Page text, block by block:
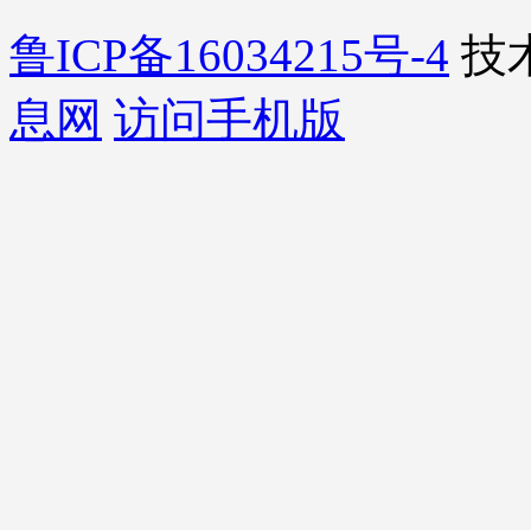
鲁ICP备16034215号-4 技
息网 访问手机版